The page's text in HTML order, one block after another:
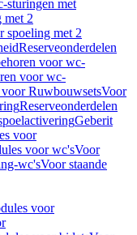
sturingen met
met 2
spoeling met 2
Reserveonderdelen
voor wc-
voor wc-
RuwbouwsetsVoor
Reserveonderdelen
Geberit
voor
voor wc'sVoor
wc'sVoor staande
voor